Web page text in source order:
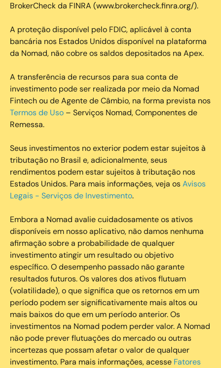
BrokerCheck da FINRA (www.brokercheck.finra.org/).
A proteção disponível pelo FDIC, aplicável à conta
bancária nos Estados Unidos disponível na plataforma
da Nomad, não cobre os saldos depositados na Apex.
A transferência de recursos para sua conta de
investimento pode ser realizada por meio da Nomad
Fintech ou de Agente de Câmbio, na forma prevista nos
Termos de Uso – Serviços Nomad, Componentes de
Remessa.
Seus investimentos no exterior podem estar sujeitos à
tributação no Brasil e, adicionalmente, seus
rendimentos podem estar sujeitos à tributação nos
Estados Unidos. Para mais informações, veja osAvisos
Legais - Serviços de Investimento.
Embora a Nomad avalie cuidadosamente os ativos
disponíveis em nosso aplicativo, não damos nenhuma
afirmação sobre a probabilidade de qualquer
investimento atingir um resultado ou objetivo
específico. O desempenho passado não garante
resultados futuros. Os valores dos ativos flutuam
(volatilidade), o que significa que os retornos em um
período podem ser significativamente mais altos ou
mais baixos do que em um período anterior. Os
investimentos na Nomad podem perder valor. A Nomad
não pode prever flutuações do mercado ou outras
incertezas que possam afetar o valor de qualquer
investimento. Para mais informações, acesse Fatores